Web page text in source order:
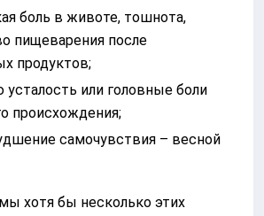
боль в животе, тошнота,
пищеварения после
продуктов;
усталость или головные боли
происхождения;
самочувствия – весной
хотя бы несколько этих